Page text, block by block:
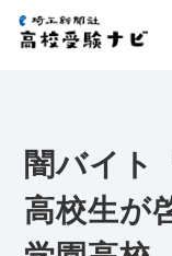
闇バイト
高校生が